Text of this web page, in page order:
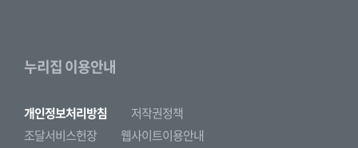
누리집 이용안내
개인정보처리방침
저작권정책
조달서비스헌장
웹사이트이용안내